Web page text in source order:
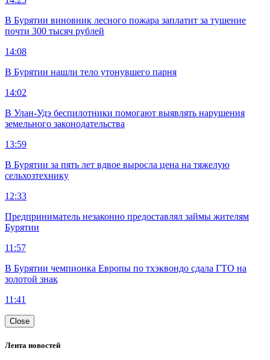
В Бурятии виновник лесного пожара заплатит за тушение
почти 300 тысяч рублей
14:08
В Бурятии нашли тело утонувшего парня
14:02
В Улан-Удэ беспилотники помогают выявлять нарушения
земельного законодательства
13:59
В Бурятии за пять лет вдвое выросла цена на тяжелую
сельхозтехнику
12:33
Предприниматель незаконно предоставлял займы жителям
Бурятии
11:57
В Бурятии чемпионка Европы по тхэквондо сдала ГТО на
золотой знак
11:41
Close
Лента новостей